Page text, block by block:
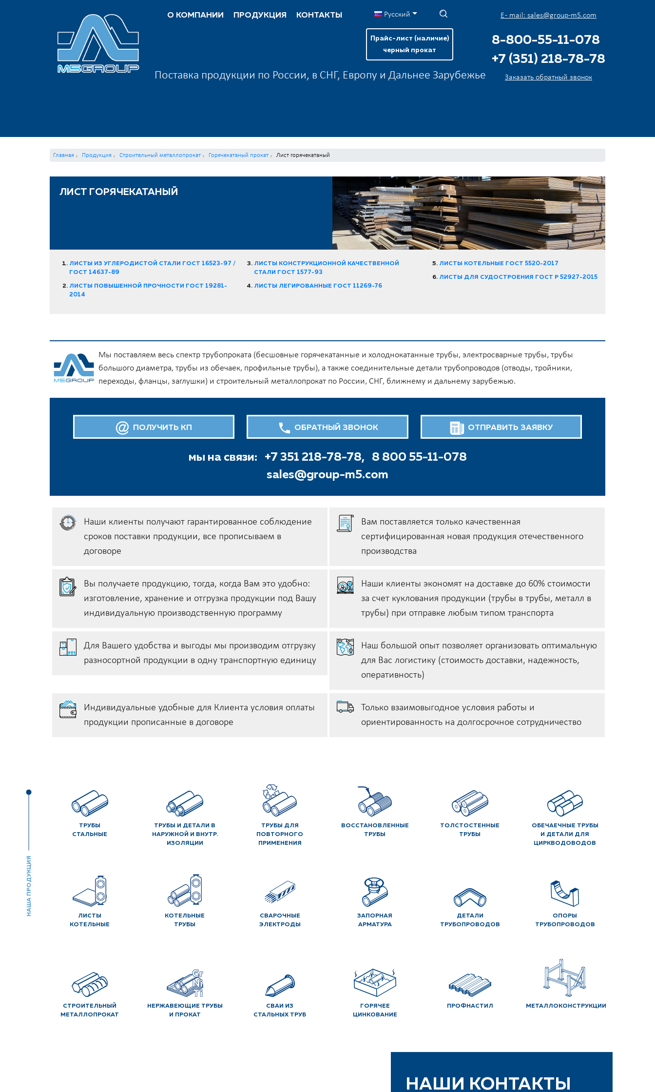
О КОМПАНИИ ПРОДУКЦИЯ КОНТАКТЫ Русский E - mail: sales@group-m5.com
8-800-55-11-078
+7 (351) 218-78-78
Заказать обратный звонок
Поставка продукции по России, в СНГ, Европу и Дальнее Зарубежье
Прайс-лист (наличие)
черный прокат
Главная Продукция Строительный металлопрокат Горячекатаный прокат Лист горячекатаный
ЛИСТ ГОРЯЧЕКАТАНЫЙ
ЛИСТЫ ИЗ УГЛЕРОДИСТОЙ СТАЛИ ГОСТ 16523-97 /
ГОСТ 14637-89
ЛИСТЫ ПОВЫШЕННОЙ ПРОЧНОСТИ ГОСТ 19281-
2014
ЛИСТЫ КОНСТРУКЦИОННОЙ КАЧЕСТВЕННОЙ
СТАЛИ ГОСТ 1577-93
ЛИСТЫ ЛЕГИРОВАННЫЕ ГОСТ 11269-76
ЛИСТЫ КОТЕЛЬНЫЕ ГОСТ 5520-2017
ЛИСТЫ ДЛЯ СУДОСТРОЕНИЯ ГОСТ Р 52927-2015
Мы поставляем весь спектр трубопроката (бесшовные горячекатанные и холоднокатанные трубы, электросварные трубы, трубы
большого диаметра, трубы из обечаек, профильные трубы), а также соединительные детали трубопроводов (отводы, тройники,
переходы, фланцы, заглушки) и строительный металлопрокат по России, СНГ, ближнему и дальнему зарубежью.
ПОЛУЧИТЬ КП ОБРАТНЫЙ ЗВОНОК ОТПРАВИТЬ ЗАЯВКУ
мы на связи: +7 351 218-78-78,
8 800 55-11-078
sales@group-m5.com
Наши клиенты получают гарантированное соблюдение
сроков поставки продукции, всe прописываем в
договоре
Вам поставляется только качественная
сертифицированная новая продукция отечественного
производства
Вы получаете продукцию, тогда, когда Вам это удобно:
изготовление, хранение и отгрузка продукции под Вашу
индивидуальную производственную программу
Наши клиенты экономят на доставке до 60% стоимости
за счет куклования продукции (трубы в трубы, металл в
трубы) при отправке любым типом транспорта
Для Вашего удобства и выгоды мы производим отгрузку
разносортной продукции в одну транспортную единицу
Наш большой опыт позволяет организовать оптимальную
для Вас логистику (стоимость доставки, надежность,
оперативность)
Индивидуальные удобные для Клиента условия оплаты
продукции прописанные в договоре
Только взаимовыгодное условия работы и
ориентированность на долгосрочное сотрудничество
НАША ПРОДУКЦИЯ
ТРУБЫ
СТАЛЬНЫЕ
ТРУБЫ И ДЕТАЛИ В
НАРУЖНОЙ И ВНУТР.
ИЗОЛЯЦИИ
ТРУБЫ ДЛЯ
ПОВТОРНОГО
ПРИМЕНЕНИЯ
ВОССТАНОВЛЕННЫЕ
ТРУБЫ
ТОЛСТОСТЕННЫЕ
ТРУБЫ
ОБЕЧАЕЧНЫЕ ТРУБЫ
И ДЕТАЛИ ДЛЯ
ЦИРКВОДОВОДОВ
ЛИСТЫ
КОТЕЛЬНЫЕ
КОТЕЛЬНЫЕ
ТРУБЫ
СВАРОЧНЫЕ
ЭЛЕКТРОДЫ
ЗАПОРНАЯ
АРМАТУРА
ДЕТАЛИ
ТРУБОПРОВОДОВ
ОПОРЫ
ТРУБОПРОВОДОВ
СТРОИТЕЛЬНЫЙ
МЕТАЛЛОПРОКАТ
НЕРЖАВЕЮЩИЕ ТРУБЫ
И ПРОКАТ
СВАИ ИЗ
СТАЛЬНЫХ ТРУБ
ГОРЯЧЕЕ
ЦИНКОВАНИЕ
ПРОФНАСТИЛ МЕТАЛЛОКОНСТРУКЦИИ
НАШИ КОНТАКТЫ